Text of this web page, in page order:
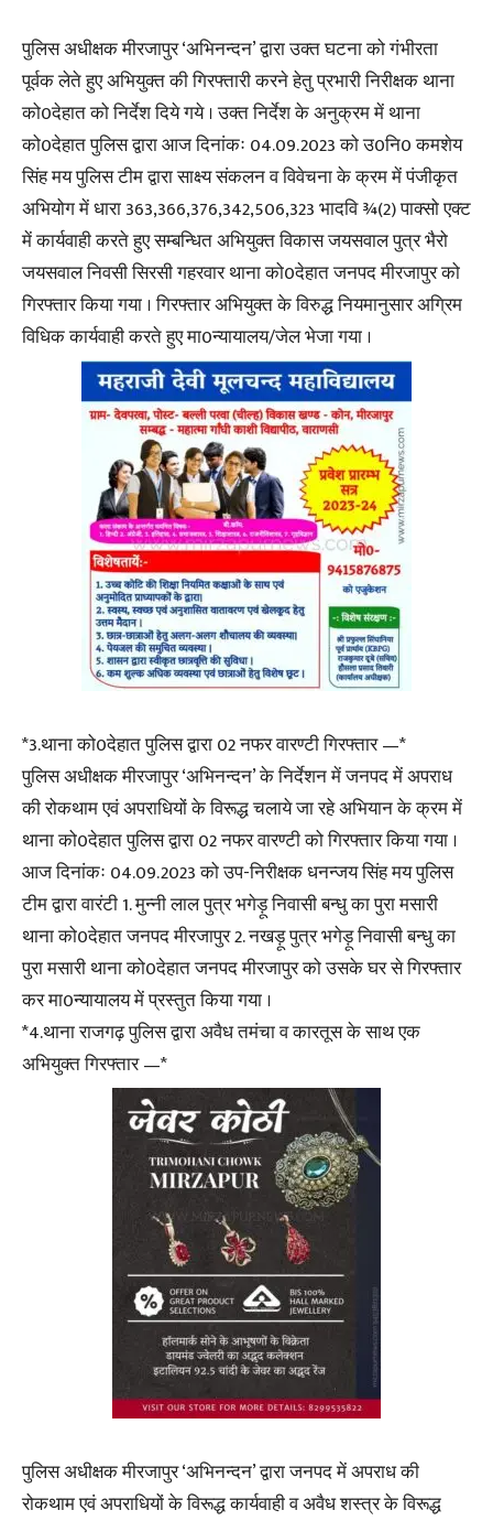
पुलिस अधीक्षक मीरजापुर ‘अभिनन्दन’ द्वारा उक्त घटना को गंभीरता
पूर्वक लेते हुए अभियुक्त की गिरफ्तारी करने हेतु प्रभारी निरीक्षक थाना
को0देहात को निर्देश दिये गये । उक्त निर्देश के अनुक्रम में थाना
को0देहात पुलिस द्वारा आज दिनांकः 04.09.2023 को उ0नि0 कमशेय
सिंह मय पुलिस टीम द्वारा साक्ष्य संकलन व विवेचना के क्रम में पंजीकृत
अभियोग में धारा 363,366,376,342,506,323 भादवि ¾(2) पाक्सो एक्ट
में कार्यवाही करते हुए सम्बन्धित अभियुक्त विकास जयसवाल पुत्र भैरो
जयसवाल निवसी सिरसी गहरवार थाना को0देहात जनपद मीरजापुर को
गिरफ्तार किया गया । गिरफ्तार अभियुक्त के विरुद्ध नियमानुसार अग्रिम
विधिक कार्यवाही करते हुए मा0न्यायालय/जेल भेजा गया ।
*3.थाना को0देहात पुलिस द्वारा 02 नफर वारण्टी गिरफ्तार —*
पुलिस अधीक्षक मीरजापुर ‘अभिनन्दन’ के निर्देशन में जनपद में अपराध
की रोकथाम एवं अपराधियों के विरूद्ध चलाये जा रहे अभियान के क्रम में
थाना को0देहात पुलिस द्वारा 02 नफर वारण्टी को गिरफ्तार किया गया ।
आज दिनांकः 04.09.2023 को उप-निरीक्षक धनन्जय सिंह मय पुलिस
टीम द्वारा वारंटी 1. मुन्नी लाल पुत्र भगेड़ू निवासी बन्धु का पुरा मसारी
थाना को0देहात जनपद मीरजापुर 2. नखड़ू पुत्र भगेड़ू निवासी बन्धु का
पुरा मसारी थाना को0देहात जनपद मीरजापुर को उसके घर से गिरफ्तार
कर मा0न्यायालय में प्रस्तुत किया गया ।
*4.थाना राजगढ़ पुलिस द्वारा अवैध तमंचा व कारतूस के साथ एक
अभियुक्त गिरफ्तार —*
पुलिस अधीक्षक मीरजापुर ‘अभिनन्दन’ द्वारा जनपद में अपराध की
रोकथाम एवं अपराधियों के विरूद्ध कार्यवाही व अवैध शस्त्र के विरूद्ध